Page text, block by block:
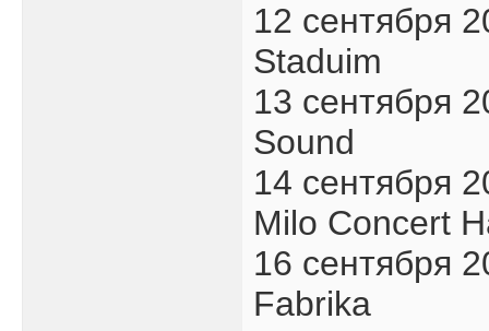
12 сентября
Staduim
13 сентября
Sound
14 сентября
Milo Concert
16 сентября
Fabrika